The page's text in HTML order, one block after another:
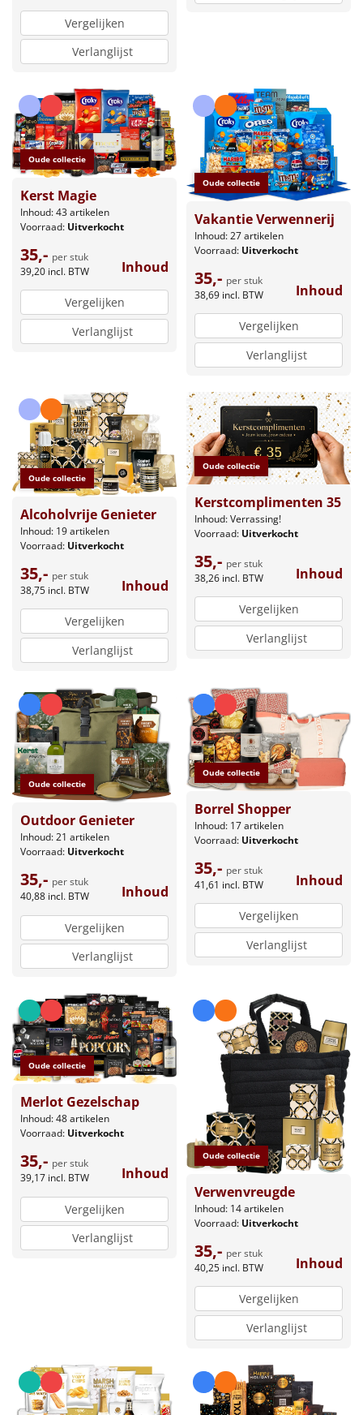
Vergelijken
Verlanglijst
Oude collectie
Kerst Magie
Inhoud: 43 artikelen
Voorraad: Uitverkocht
35,- per stuk
39,20 incl. BTW Inhoud
Vergelijken
Verlanglijst
Oude collectie
Vakantie Verwennerij
Inhoud: 27 artikelen
Voorraad: Uitverkocht
35,- per stuk
38,69 incl. BTW Inhoud
Vergelijken
Verlanglijst
Oude collectie
Alcoholvrije Genieter
Inhoud: 19 artikelen
Voorraad: Uitverkocht
35,- per stuk
38,75 incl. BTW Inhoud
Vergelijken
Verlanglijst
Oude collectie
Kerstcomplimenten 35
Inhoud: Verrassing!
Voorraad: Uitverkocht
35,- per stuk
38,26 incl. BTW Inhoud
Vergelijken
Verlanglijst
Oude collectie
Outdoor Genieter
Inhoud: 21 artikelen
Voorraad: Uitverkocht
35,- per stuk
40,88 incl. BTW Inhoud
Vergelijken
Verlanglijst
Oude collectie
Borrel Shopper
Inhoud: 17 artikelen
Voorraad: Uitverkocht
35,- per stuk
41,61 incl. BTW Inhoud
Vergelijken
Verlanglijst
Oude collectie
Merlot Gezelschap
Inhoud: 48 artikelen
Voorraad: Uitverkocht
35,- per stuk
39,17 incl. BTW Inhoud
Vergelijken
Verlanglijst
Oude collectie
Verwenvreugde
Inhoud: 14 artikelen
Voorraad: Uitverkocht
35,- per stuk
40,25 incl. BTW Inhoud
Vergelijken
Verlanglijst